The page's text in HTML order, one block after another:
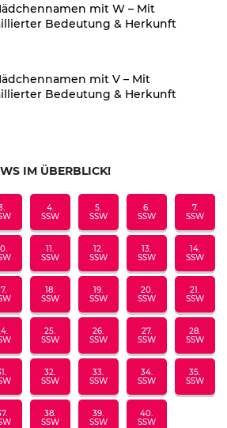
mit W – Mit
Bedeutung & Herkunft
mit V – Mit
Bedeutung & Herkunft
IM ÜBERBLICK!
4.
SSW
5.
SSW
6.
SSW
7.
SSW
11.
SSW
12.
SSW
13.
SSW
14.
SSW
18.
SSW
19.
SSW
20.
SSW
21.
SSW
25.
SSW
26.
SSW
27.
SSW
28.
SSW
32.
SSW
33.
SSW
34.
SSW
35.
SSW
38.
SSW
39.
SSW
40.
SSW